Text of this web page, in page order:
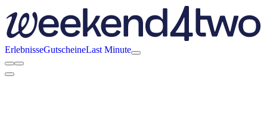
ErlebnisseGutscheineLast Minute